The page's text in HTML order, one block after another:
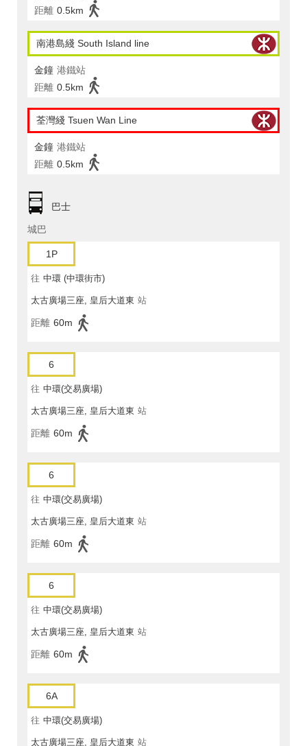
距離 0.5km
南港島綫 South Island line
金鐘 港鐵站
距離 0.5km
荃灣綫 Tsuen Wan Line
金鐘 港鐵站
距離 0.5km
巴士
城巴
1P
往 中環 (中環街市)
太古廣場三座, 皇后大道東 站
距離 60m
6
往 中環(交易廣場)
太古廣場三座, 皇后大道東 站
距離 60m
6
往 中環(交易廣場)
太古廣場三座, 皇后大道東 站
距離 60m
6
往 中環(交易廣場)
太古廣場三座, 皇后大道東 站
距離 60m
6A
往 中環(交易廣場)
太古廣場三座, 皇后大道東 站